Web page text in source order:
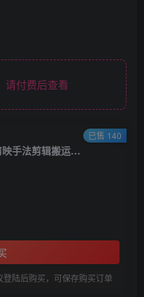
付费后查看
抖音某博主漫画推文搬运教学，剪映手法剪辑搬运技术
登陆后购买，可保存购买订单
已售 140